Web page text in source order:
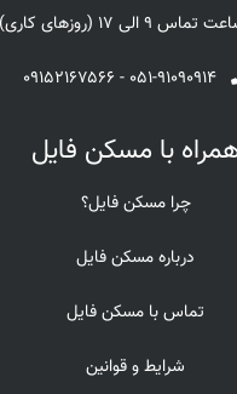
تماس 9 الی 17 (روزهای کاری)
۰۵۱-۹۱۰۹۰۹۱۴ - ۰۹۱۵۲۱۶۷۵۶۶
با مسکن فایل
چرا مسکن فایل؟
درباره مسکن فایل
تماس با مسکن فایل
شرایط و قوانین